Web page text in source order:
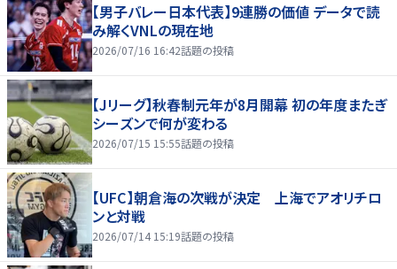
【男子バレー日本代表】9連勝の価値 データで読
み解くVNLの現在地
2026/07/16 16:42話題の投稿
【Jリーグ】秋春制元年が8月開幕 初の年度またぎ
シーズンで何が変わる
2026/07/15 15:55話題の投稿
【UFC】朝倉海の次戦が決定 上海でアオリチロ
ンと対戦
2026/07/14 15:19話題の投稿